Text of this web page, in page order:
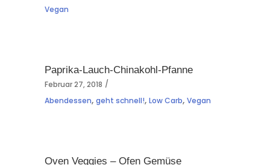
Vegan
Paprika-Lauch-Chinakohl-Pfanne
Februar 27, 2018
Abendessen, geht schnell!, Low Carb, Vegan
Oven Veggies – Ofen Gemüse